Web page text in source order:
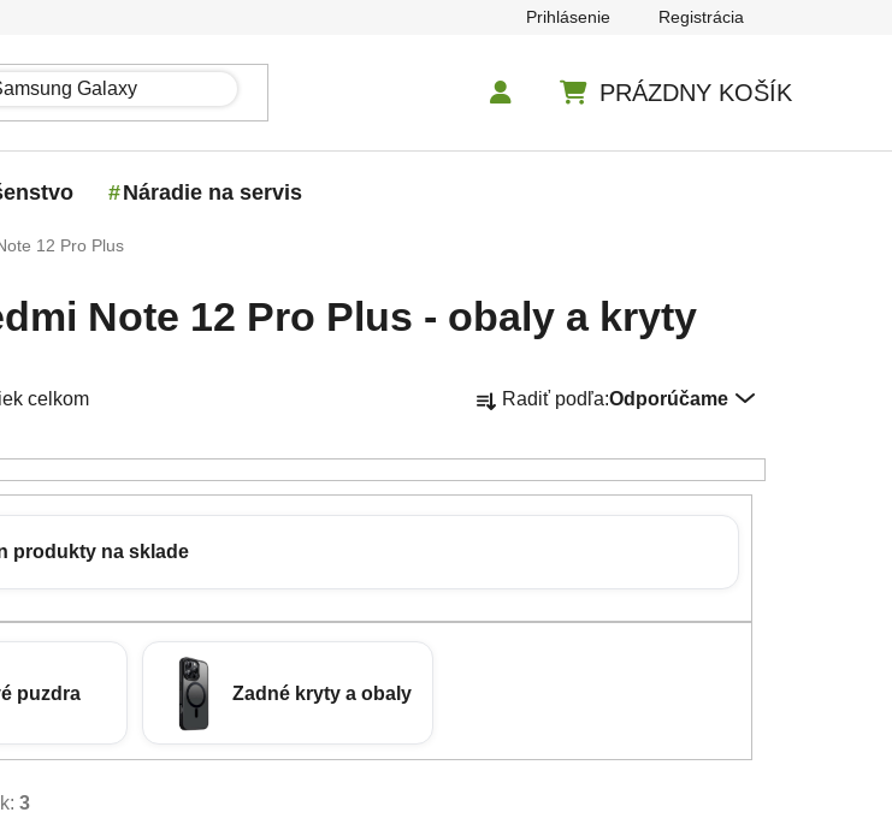
Prihlásenie Registrácia
PRÁZDNY KOŠÍK
Náradie na servis
12 Pro Plus
Note 12 Pro Plus - obaly a kryty
celkom Radiť podľa:Odporúčame
produkty na sklade
puzdra Zadné kryty a obaly
3